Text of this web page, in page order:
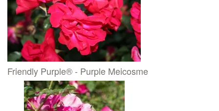
Friendly Purple® - Purple Meicosme